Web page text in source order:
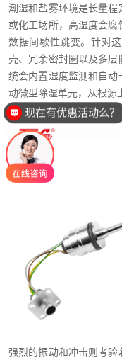
潮湿和盐雾环境是长量
或化工场所，高湿度会
数据间歇性跳变。针对
壳、冗余密封圈以及多
统会内置湿度监测和自
动微型除湿单元，从根源
强烈的振动和冲击则考
现在有优惠活动么？
可